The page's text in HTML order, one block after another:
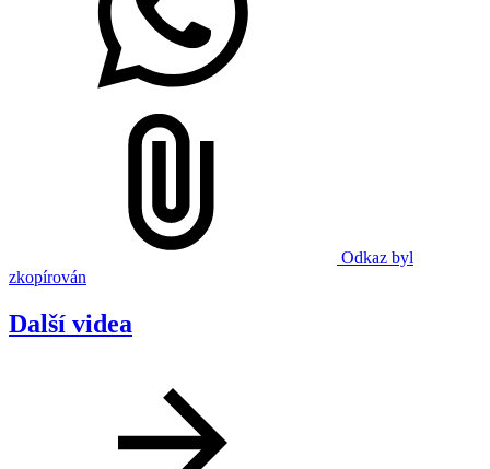
Odkaz byl
zkopírován
Další videa